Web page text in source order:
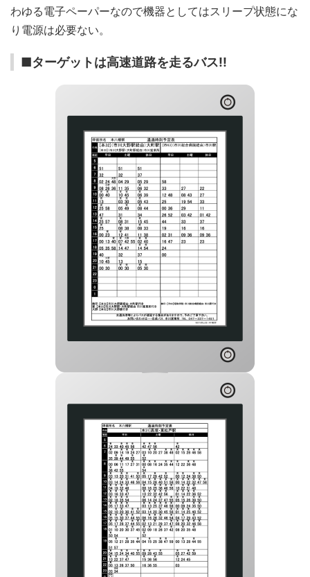
わゆる電子ペーパーなので機器としてはスリープ状態にな
り電源は必要ない。
■ターゲットは高速道路を走るバス!!